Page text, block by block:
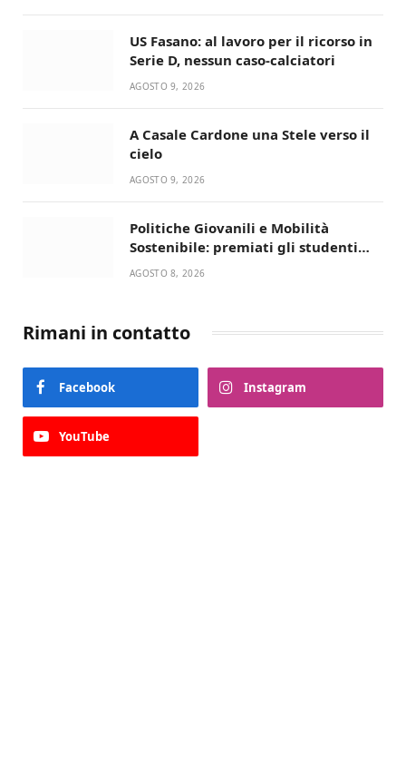
US Fasano: al lavoro per il ricorso in
Serie D, nessun caso-calciatori
AGOSTO 9, 2026
A Casale Cardone una Stele verso il
cielo
AGOSTO 9, 2026
Politiche Giovanili e Mobilità
Sostenibile: premiati gli studenti
universitari del bando “La strada
AGOSTO 8, 2026
Rimani in contatto
Facebook Instagram
YouTube